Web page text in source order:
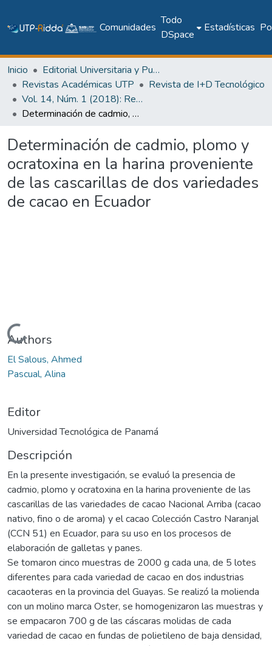
Comunidades
Todo
DSpace
Estadísticas
Inicio
Editorial Universitaria y Publicaciones Seriadas
Revistas Académicas UTP
Revista de I+D Tecnológico
Vol. 14, Núm. 1 (2018): Revista de I+D Tecnológico
Determinación de cadmio, plomo y ocratoxina en la harina proveniente de las cascarillas de dos variedades de cacao en Ecuador
Determinación de cadmio, plomo y
ocratoxina en la harina proveniente
de las cascarillas de dos variedades
de cacao en Ecuador
Cargando...
Authors
El Salous, Ahmed
Pascual, Alina
Editor
Universidad Tecnológica de Panamá
Descripción
En la presente investigación, se evaluó la presencia de
cadmio, plomo y ocratoxina en la harina proveniente de las
cascarillas de las variedades de cacao Nacional Arriba (cacao
nativo, fino o de aroma) y el cacao Colección Castro Naranjal
(CCN 51) en Ecuador, para su uso en los procesos de
elaboración de galletas y panes.
Se tomaron cinco muestras de 2000 g cada una, de 5 lotes
diferentes para cada variedad de cacao en dos industrias
cacaoteras en la provincia del Guayas. Se realizó la molienda
con un molino marca Oster, se homogenizaron las muestras y
se empacaron 700 g de las cáscaras molidas de cada
variedad de cacao en fundas de polietileno de baja densidad,